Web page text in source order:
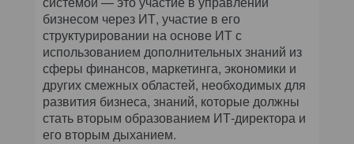
бизнесом через ИТ, участие в его
структурировании на основе ИТ с
использованием дополнительных знаний из
сферы финансов, маркетинга, экономики и
других смежных областей, необходимых для
развития бизнеса, знаний, которые должны
стать вторым образованием ИТ-директора и
его вторым дыханием.